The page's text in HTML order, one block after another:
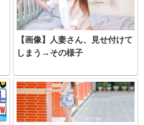
【画像】人妻さん、見せ付けて
しまう→その様子